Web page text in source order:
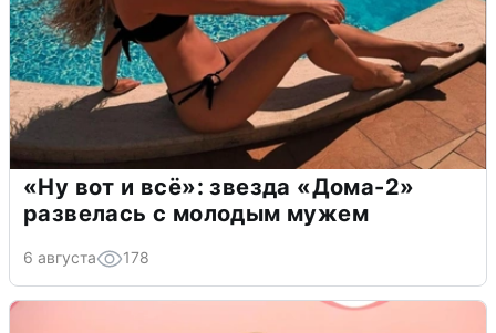
«Ну вот и всё»: звезда «Дома-2»
развелась с молодым мужем
6 августа 178